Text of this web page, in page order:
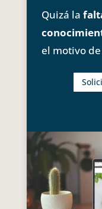
Quizá la
el motivo